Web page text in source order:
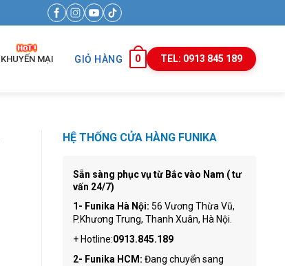
KHUYẾN MẠI GIỎ HÀNG 0 TEL: 0913 845 189
HỆ THỐNG CỬA HÀNG FUNIKA
Sẵn sàng phục vụ từ Bắc vào Nam ( tư
vấn 24/7)
1- Funika Hà Nội: 56 Vương Thừa Vũ,
P.Khương Trung, Thanh Xuân, Hà Nội.
+ Hotline:0913.845.189
2- Funika HCM: Đang chuyển sang